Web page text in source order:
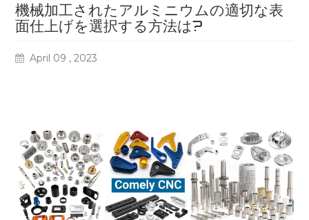
機械加工されたアルミニウムの適切な表
面仕上げを選択する方法は?
April 09 , 2023